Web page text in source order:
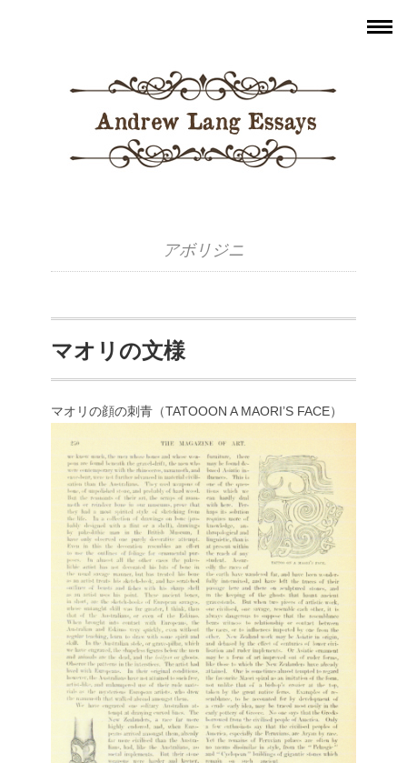
アボリジニ
マオリの文様
マオリの顔の刺青（TATOOON A MAORI’S FACE）